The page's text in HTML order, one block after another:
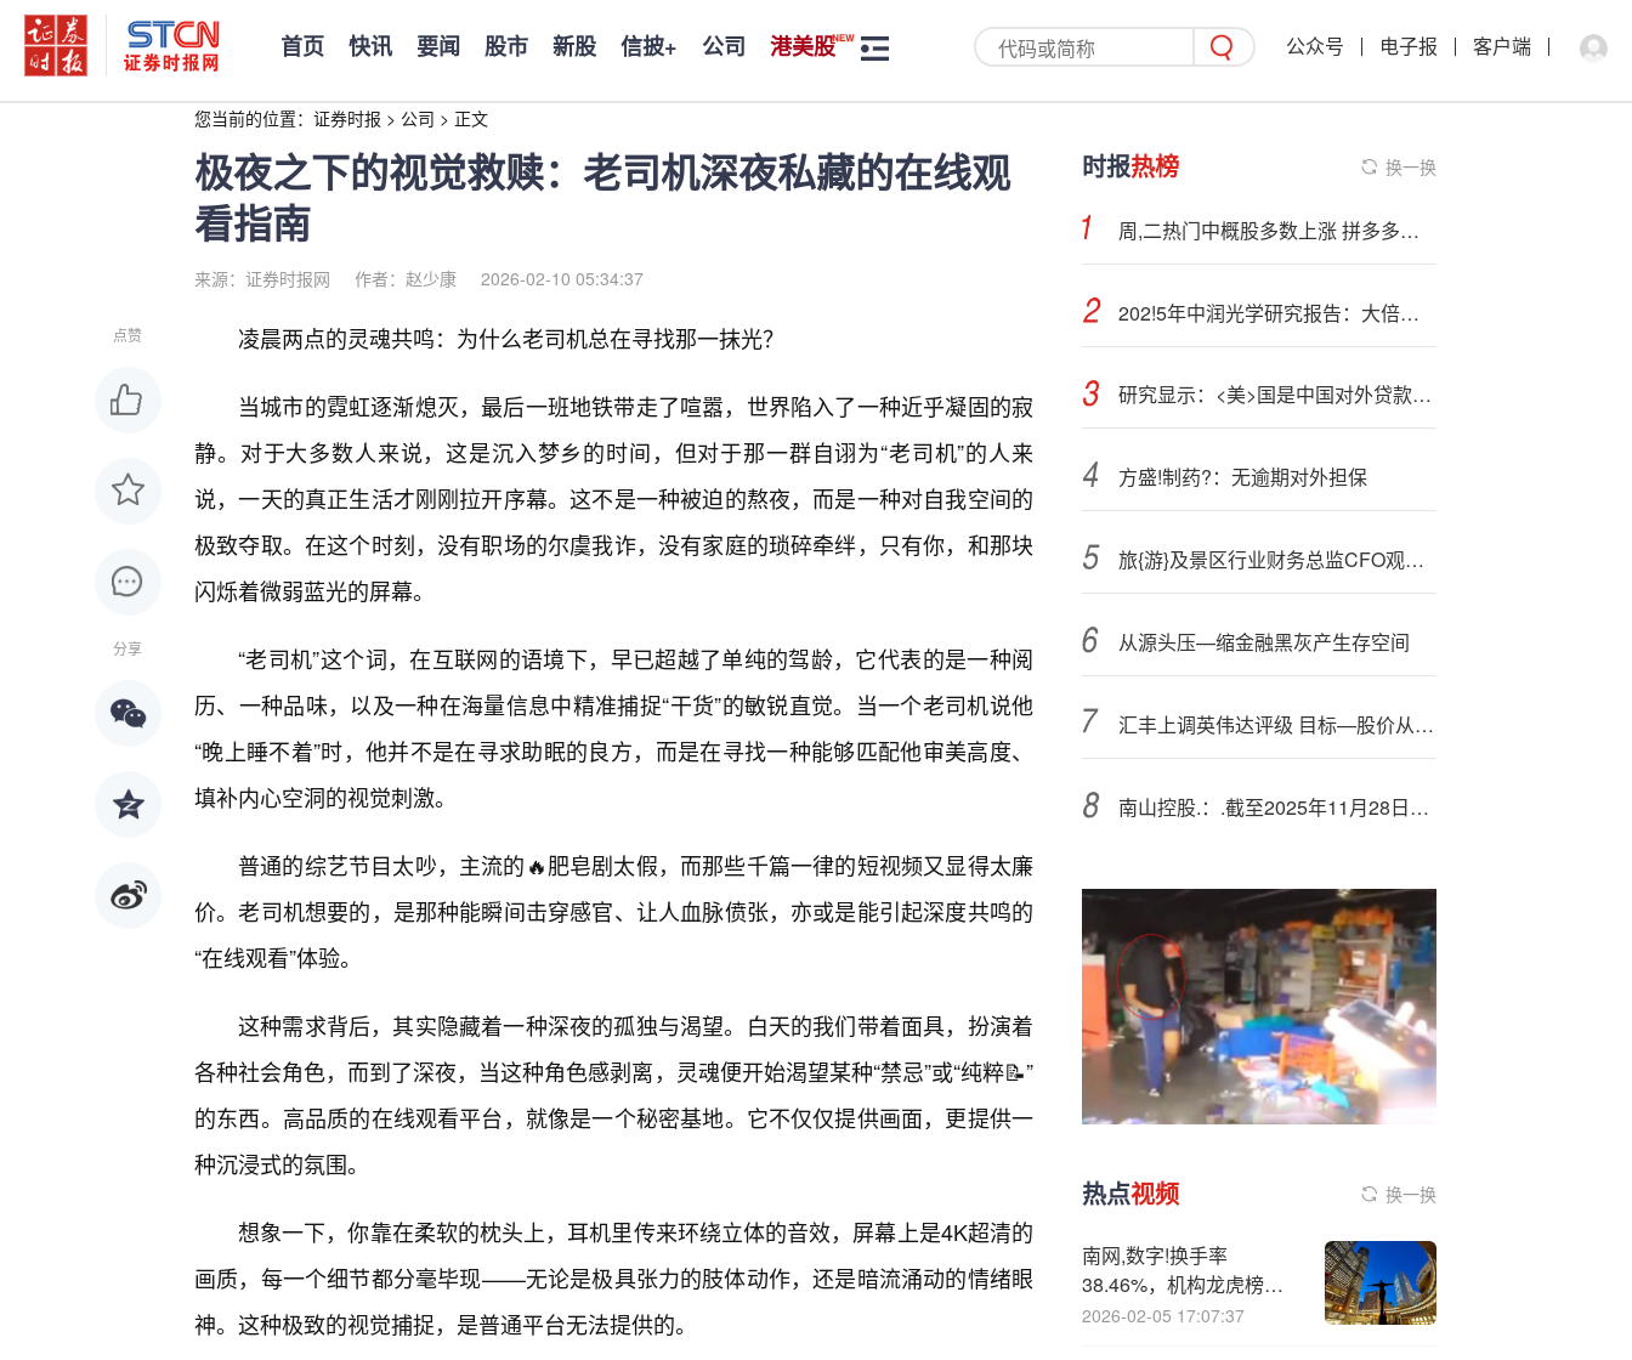
首页 快讯 要闻 股市 新股 信披+ 公司 港美股 公众号 电子报 客户端
您当前的位置： 证券时报 > 公司 > 正文
极夜之下的视觉救赎：老司机深夜私藏的在线观
看指南
来源：证券时报网 作者：赵少康 2026-02-10 05:34:37
点赞
分享
凌晨两点的灵魂共鸣：为什么老司机总在寻找那一抹光？
当城市的霓虹逐渐熄灭，最后一班地铁带走了喧嚣，世界陷入了一种近乎凝固的寂
静。对于大多数人来说，这是沉入梦乡的时间，但对于那一群自诩为“老司机”的人来
说，一天的真正生活才刚刚拉开序幕。这不是一种被迫的熬夜，而是一种对自我空间的
极致夺取。在这个时刻，没有职场的尔虞我诈，没有家庭的琐碎牵绊，只有你，和那块
闪烁着微弱蓝光的屏幕。
“老司机”这个词，在互联网的语境下，早已超越了单纯的驾龄，它代表的是一种阅
历、一种品味，以及一种在海量信息中精准捕捉“干货”的敏锐直觉。当一个老司机说他
“晚上睡不着”时，他并不是在寻求助眠的良方，而是在寻找一种能够匹配他审美高度、
填补内心空洞的视觉刺激。
普通的综艺节目太吵，主流的🔥肥皂剧太假，而那些千篇一律的短视频又显得太廉
价。老司机想要的，是那种能瞬间击穿感官、让人血脉偾张，亦或是能引起深度共鸣的
“在线观看”体验。
这种需求背后，其实隐藏着一种深夜的孤独与渴望。白天的我们带着面具，扮演着
各种社会角色，而到了深夜，当这种角色感剥离，灵魂便开始渴望某种“禁忌”或“纯粹📝”
的东西。高品质的在线观看平台，就像是一个秘密基地。它不仅仅提供画面，更提供一
种沉浸式的氛围。
想象一下，你靠在柔软的枕头上，耳机里传来环绕立体的音效，屏幕上是4K超清的
画质，每一个细节都分毫毕现——无论是极具张力的肢体动作，还是暗流涌动的情绪眼
神。这种极致的视觉捕捉，是普通平台无法提供的。
时报热榜 换一换
周,二热门中概股多数上涨 拼多多跌3.35%，蔚来涨10.02%
202!5年中润光学研究报告：大倍率变焦国内龙头，点睛无人机+移动机器人新领域（附下载）
研究显示：<美>国是中国对外贷款的最大接受国
方盛!制药?：无逾期对外担保
旅{游}及景区行业财务总监CFO观察：西域旅游戴金亚年龄59岁为行业最年长 大专学历 薪酬为46万元
从源头压—缩金融黑灰产生存空间
汇丰上调英伟达评级 目标—股价从200美元上调至320美元
南山控股.：.截至2025年11月28日公司股东人数为47022户
热点视频 换一换
南网,数字!换手率
38.46%，机构龙虎榜上
激烈博弈
2026-02-05 17:07:37